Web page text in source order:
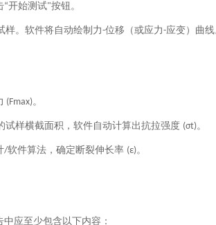
“开始测试"按钮。
样。软件将自动绘制力-位移（或应力-应变）曲线
(Fmax)。
试样横截面积，软件自动计算出抗拉强度 (σt)。
/软件算法，确定断裂伸长率 (ε)。
应至少包含以下内容：